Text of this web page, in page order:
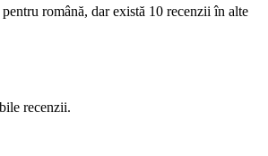
română, dar există 10 recenzii în alte
recenzii.